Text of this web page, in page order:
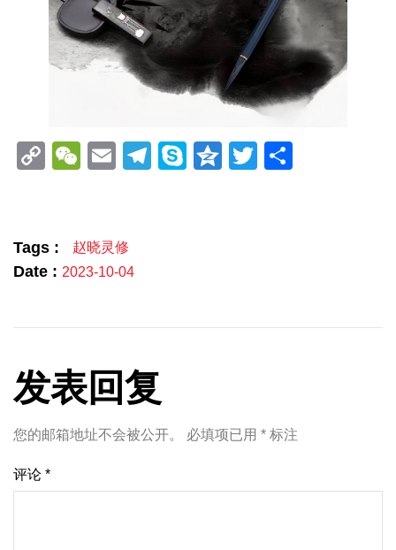
CopyWeChat
EmailTelegram
SkypeQzoneTwitter
Tags : 赵晓灵修
Date : 2023-10-04
发表回复
您的邮箱地址不会被公开。 必填项已用 * 标注
评论 *